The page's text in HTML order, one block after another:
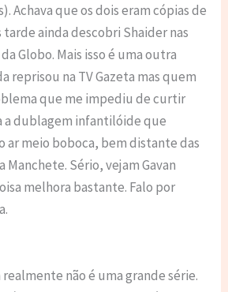
Achava que os dois eram cópias de
tarde ainda descobri Shaider nas
Globo. Mais isso é uma outra
reprisou na TV Gazeta mas quem
que me impediu de curtir
a dublagem infantilóide que
ar meio boboca, bem distante das
Manchete. Sério, vejam Gavan
melhora bastante. Falo por
realmente não é uma grande série.